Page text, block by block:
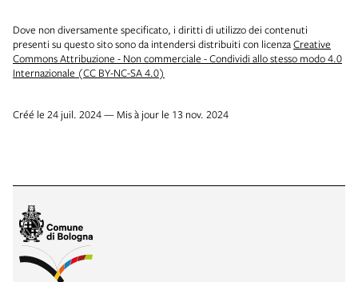
Dove non diversamente specificato, i diritti di utilizzo dei contenuti
presenti su questo sito sono da intendersi distribuiti con licenzaCreative
Commons Attribuzione - Non commerciale - Condividi allo stesso modo 4.0
Internazionale (CC BY-NC-SA 4.0)
Créé le 24 juil. 2024 — Mis à jour le 13 nov. 2024